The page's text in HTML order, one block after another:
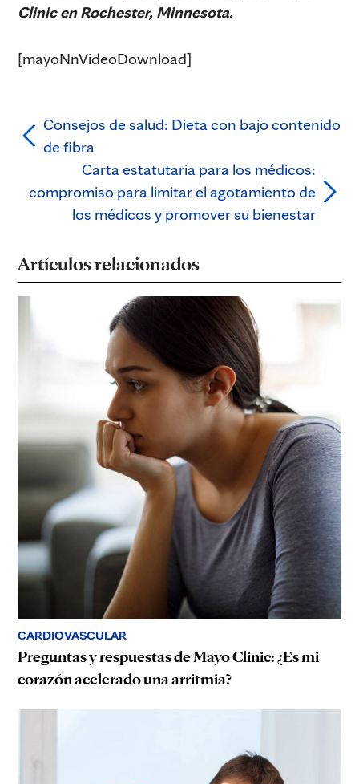
Clinic en Rochester, Minnesota.
[mayoNnVideoDownload]
Consejos de salud: Dieta con bajo contenido
de fibra
Carta estatutaria para los médicos:
compromiso para limitar el agotamiento de
los médicos y promover su bienestar
Artículos relacionados
CARDIOVASCULAR
Preguntas y respuestas de Mayo Clinic: ¿Es mi
corazón acelerado una arritmia?